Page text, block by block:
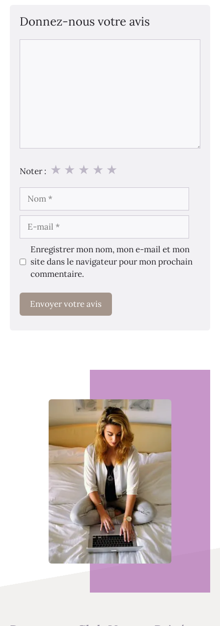
Donnez-nous votre avis
Noter : ★
★
★
★
★
mail
Enregistrer mon nom, mon e-mail et mon
site dans le navigateur pour mon prochain
commentaire.